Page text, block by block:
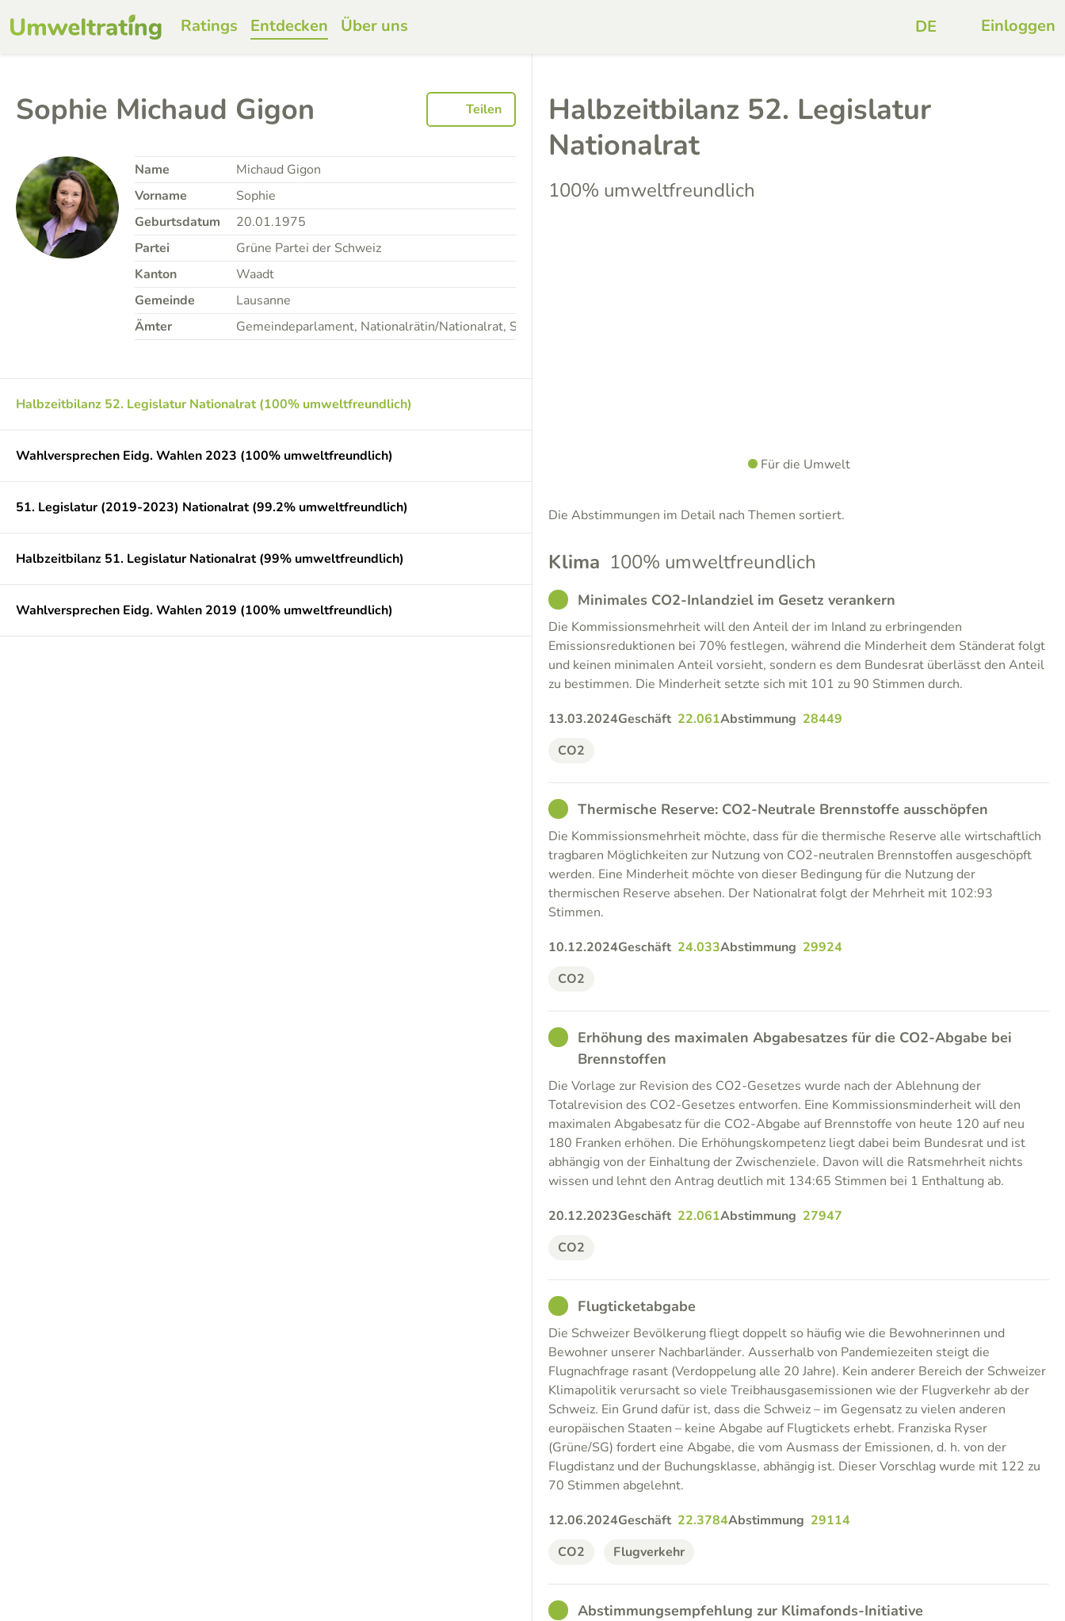
Ratings Entdecken Über uns Einloggen
Sophie Michaud Gigon Teilen
Name
Michaud Gigon
Vorname
Sophie
Geburtsdatum
20.01.1975
Partei
Grüne Partei der Schweiz
Kanton
Waadt
Gemeinde
Lausanne
Ämter
Gemeindeparlament, Nationalrätin/Nationalrat, Stadtparlament
Halbzeitbilanz 52. Legislatur Nationalrat (100% umweltfreundlich)
Wahlversprechen Eidg. Wahlen 2023 (100% umweltfreundlich)
51. Legislatur (2019-2023) Nationalrat (99.2% umweltfreundlich)
Halbzeitbilanz 51. Legislatur Nationalrat (99% umweltfreundlich)
Wahlversprechen Eidg. Wahlen 2019 (100% umweltfreundlich)
Halbzeitbilanz 52. Legislatur
Nationalrat
100% umweltfreundlich
Für die Umwelt
Die Abstimmungen im Detail nach Themen sortiert.
Klima 100% umweltfreundlich
GOODMinimales CO2-Inlandziel im Gesetz verankern
Die Kommissionsmehrheit will den Anteil der im Inland zu erbringenden
Emissionsreduktionen bei 70% festlegen, während die Minderheit dem Ständerat folgt
und keinen minimalen Anteil vorsieht, sondern es dem Bundesrat überlässt den Anteil
zu bestimmen. Die Minderheit setzte sich mit 101 zu 90 Stimmen durch.
13.03.2024Geschäft 22.061Abstimmung 28449
CO2
GOODThermische Reserve: CO2-Neutrale Brennstoffe ausschöpfen
Die Kommissionsmehrheit möchte, dass für die thermische Reserve alle wirtschaftlich
tragbaren Möglichkeiten zur Nutzung von CO2-neutralen Brennstoffen ausgeschöpft
werden. Eine Minderheit möchte von dieser Bedingung für die Nutzung der
thermischen Reserve absehen. Der Nationalrat folgt der Mehrheit mit 102:93
Stimmen.
10.12.2024Geschäft 24.033Abstimmung 29924
CO2
GOODErhöhung des maximalen Abgabesatzes für die CO2-Abgabe bei
Brennstoffen
Die Vorlage zur Revision des CO2-Gesetzes wurde nach der Ablehnung der
Totalrevision des CO2-Gesetzes entworfen. Eine Kommissionsminderheit will den
maximalen Abgabesatz für die CO2-Abgabe auf Brennstoffe von heute 120 auf neu
180 Franken erhöhen. Die Erhöhungskompetenz liegt dabei beim Bundesrat und ist
abhängig von der Einhaltung der Zwischenziele. Davon will die Ratsmehrheit nichts
wissen und lehnt den Antrag deutlich mit 134:65 Stimmen bei 1 Enthaltung ab.
20.12.2023Geschäft 22.061Abstimmung 27947
CO2
GOODFlugticketabgabe
Die Schweizer Bevölkerung fliegt doppelt so häufig wie die Bewohnerinnen und
Bewohner unserer Nachbarländer. Ausserhalb von Pandemiezeiten steigt die
Flugnachfrage rasant (Verdoppelung alle 20 Jahre). Kein anderer Bereich der Schweizer
Klimapolitik verursacht so viele Treibhausgasemissionen wie der Flugverkehr ab der
Schweiz. Ein Grund dafür ist, dass die Schweiz – im Gegensatz zu vielen anderen
europäischen Staaten – keine Abgabe auf Flugtickets erhebt. Franziska Ryser
(Grüne/SG) fordert eine Abgabe, die vom Ausmass der Emissionen, d. h. von der
Flugdistanz und der Buchungsklasse, abhängig ist. Dieser Vorschlag wurde mit 122 zu
70 Stimmen abgelehnt.
12.06.2024Geschäft 22.3784Abstimmung 29114
CO2
Flugverkehr
GOODAbstimmungsempfehlung zur Klimafonds-Initiative